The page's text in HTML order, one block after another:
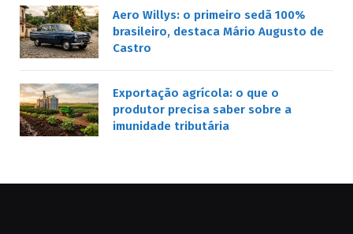
Aero Willys: o primeiro sedã 100%
brasileiro, destaca Mário Augusto de
Castro
Exportação agrícola: o que o
produtor precisa saber sobre a
imunidade tributária